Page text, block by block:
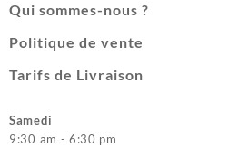
Qui sommes-nous ?
Politique de vente
Tarifs de Livraison
Samedi
9:30 am - 6:30 pm